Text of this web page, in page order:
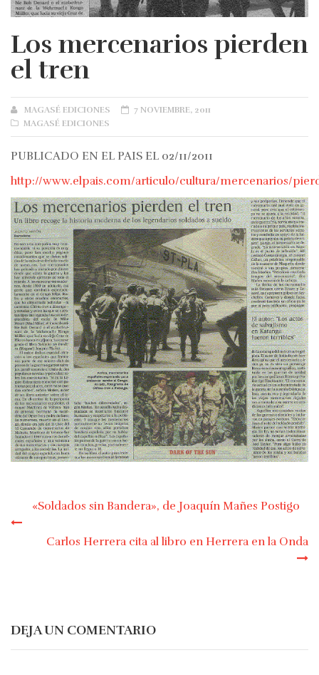
Los mercenarios pierden
el tren
AUTHOR
MAGASÉ EDICIONES
POSTED
7 NOVIEMBRE, 2011
CATEGORIES
MAGASÉ EDICIONES
PUBLICADO EN EL PAIS EL 02/11/2011
http://www.elpais.com/articulo/cultura/mercenarios/
Navegación
«Soldados sin Bandera», de Joaquín Mañes Postigo
Carlos Herrera cita al libro en Herrera en la Onda
DEJA UN COMENTARIO